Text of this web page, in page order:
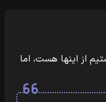
از اینها هست، اما